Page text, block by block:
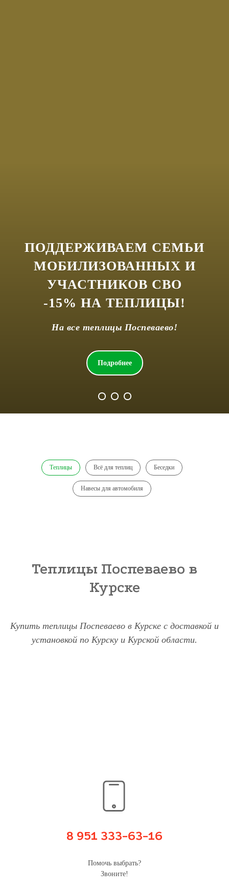
ПОДДЕРЖИВАЕМ СЕМЬИ
МОБИЛИЗОВАННЫХ И
УЧАСТНИКОВ СВО
-15% НА ТЕПЛИЦЫ!
На все теплицы Поспеваево!
Подробнее
Теплицы Всё для теплиц Беседки
Навесы для автомобиля
Теплицы Поспеваево в
Курске
Купить теплицы Поспеваево в Курске с доставкой и
установкой по Курску и Курской области.
8 951 333-63-16
Помочь выбрать?
Звоните!